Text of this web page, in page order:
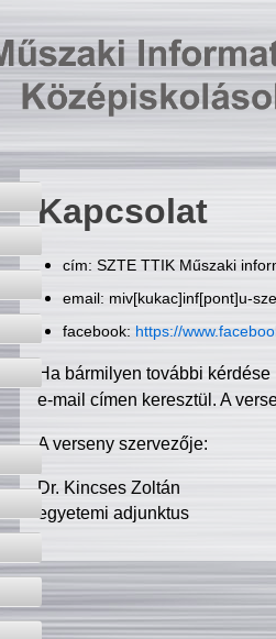
Kapcsolat
cím: SZTE TTIK Műszaki
email: miv[kukac]inf[pont]u-
facebook: https://
Ha bármilyen további
e-mail címen keresztül. A
A verseny szervezője:
Dr. Kincses Zoltán
egyetemi adjunktus